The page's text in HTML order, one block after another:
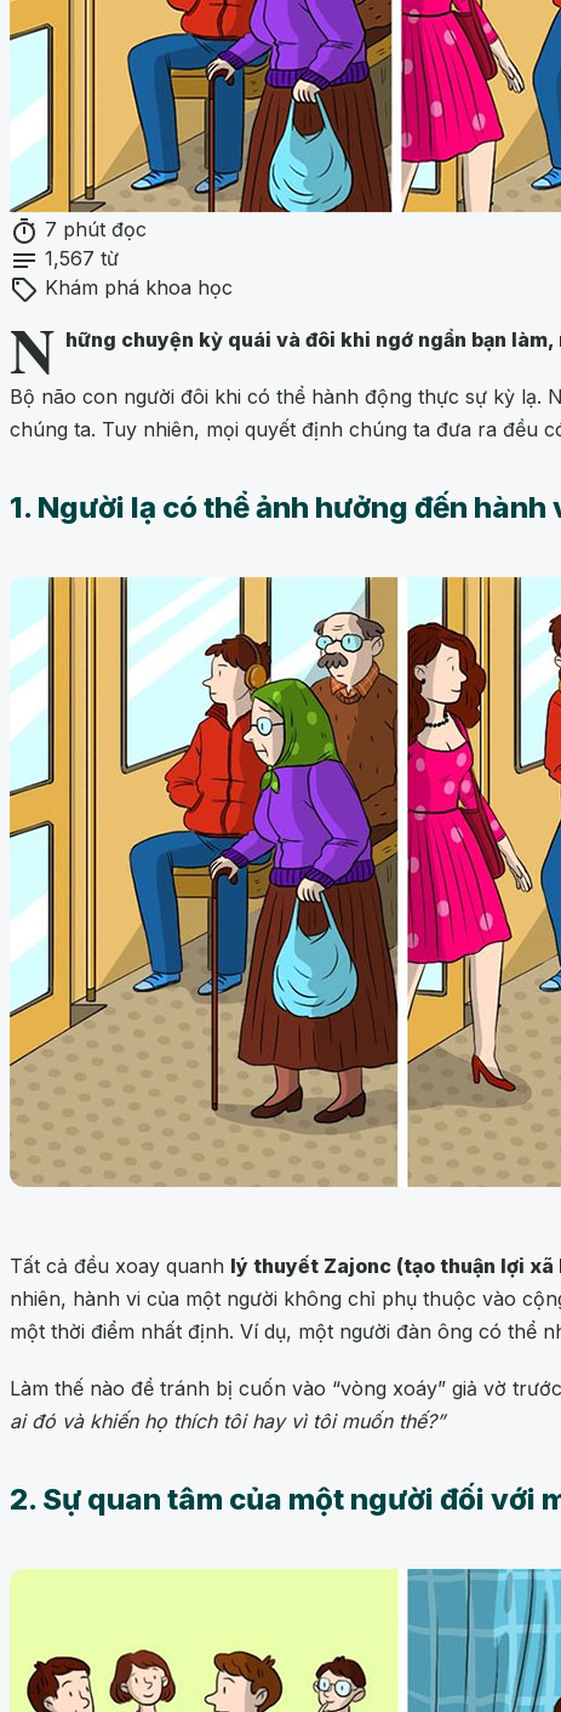
timer 7 phút đọc
notes 1,567 từ
sell Khám phá khoa học
N hững chuyện kỳ quái và đôi khi ngớ ngẩn bạn
Bộ não con người đôi khi có thể hành động thực sự kỳ lạ.
chúng ta. Tuy nhiên, mọi quyết định chúng ta đưa ra đều
1. Người lạ có thể ảnh hưởng đến
Tất cả đều xoay quanh lý thuyết Zajonc (tạo thuận lợi xã
nhiên, hành vi của một người không chỉ phụ thuộc vào
một thời điểm nhất định. Ví dụ, một người đàn ông có thể
Làm thế nào để tránh bị cuốn vào “vòng xoáy” giả vờ
ai đó và khiến họ thích tôi hay vì tôi muốn thế?”
2. Sự quan tâm của một người đối với